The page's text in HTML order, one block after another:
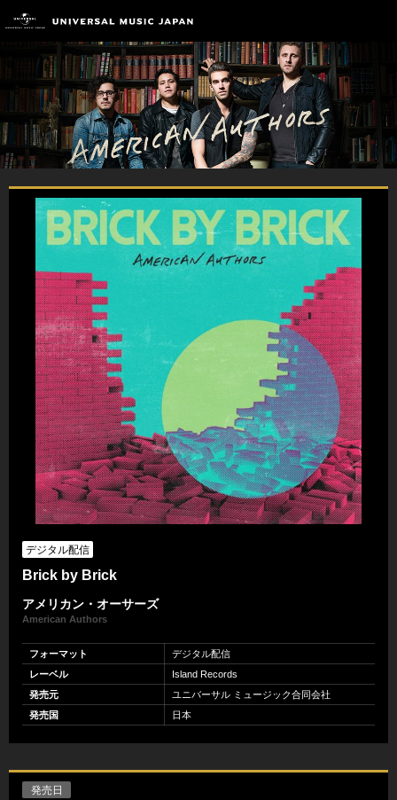
デジタル配信
Brick by Brick
アメリカン・オーサーズ
American Authors
フォーマット
デジタル配信
レーベル
Island Records
発売元
ユニバーサル ミュージック合同会社
発売国
日本
発売日